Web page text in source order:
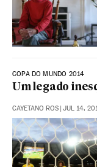
COPA DO MUNDO 2014
Um legado
CAYETANO ROS | JUL 14,